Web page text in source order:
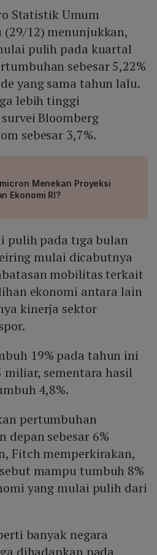
Statistik Umum
(29/12) menunjukkan,
pulih pada kuartal
sebesar 5,22%
yang sama tahun lalu.
lebih tinggi
Bloomberg
sebesar 3,7%.
Menekan Proyeksi
Ekonomi RI?
pulih pada tıga bulan
mulai dicabutnya
mobilitas terkait
ekonomi antara lain
kinerja sektor
19% pada tahun ini
miliar, sementara hasil
4,8%.
pertumbuhan
depan sebesar 6%
Fitch memperkirakan,
mampu tumbuh 8%
yang mulai pulih dari
banyak negara